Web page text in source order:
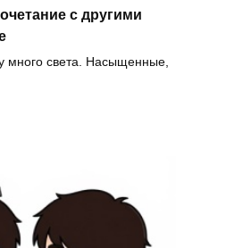
с другими
света. Насыщенные,